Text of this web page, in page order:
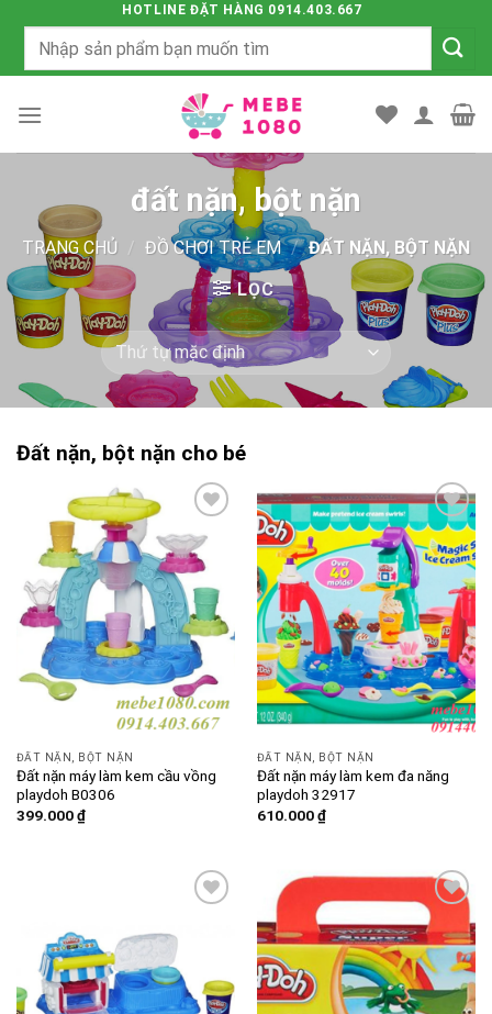
HOTLINE ĐẶT HÀNG 0914.403.667
Tìm
đất nặn, bột nặn
TRANG CHỦ / ĐỒ CHƠI TRẺ EM / ĐẤT NẶN, BỘT NẶN
LỌC
Đất nặn, bột nặn cho bé
Add to
wishlist
ĐẤT NẶN, BỘT NẶN
Đất nặn máy làm kem cầu vồng
playdoh B0306
399.000₫
Add to
wishlist
ĐẤT NẶN, BỘT NẶN
Đất nặn máy làm kem đa năng
playdoh 32917
610.000₫
wishlist
Add to
wishlist